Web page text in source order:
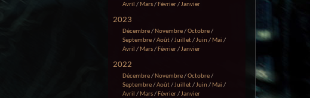
Avril / Mars/ Février/Janvier
2023
Décembre/ Novembre/Octobre/
Septembre/Août/Juillet/Juin / Mai /
Avril / Mars/ Février/Janvier
2022
Décembre/ Novembre/Octobre/
Septembre/Août/Juillet/Juin / Mai /
Avril / Mars/ Février/Janvier